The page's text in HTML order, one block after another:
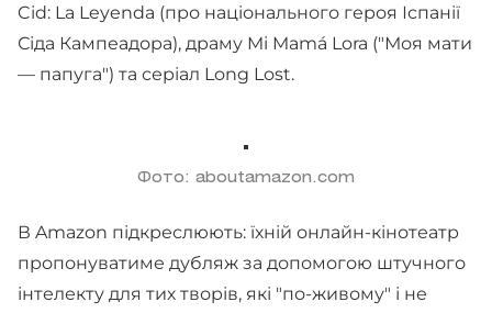
Cid: La Leyenda (про національного героя Іспанії
Сіда Кампеадора), драму Mi Mamá Lora ("Моя мати
— папуга") та серіал Long Lost.
Фото: aboutamazon.com
В Amazon підкреслюють: їхній онлайн-кінотеатр
пропонуватиме дубляж за допомогою штучного
інтелекту для тих творів, які "по-живому" і не